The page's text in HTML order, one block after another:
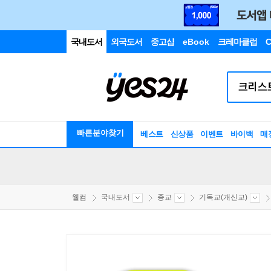
국내도서 외국도서 중고샵 eBook 크레마클럽
빠른분야찾기 베스트 신상품 이벤트 바이백 매
웰컴 국내도서 종교 기독교(개신교)